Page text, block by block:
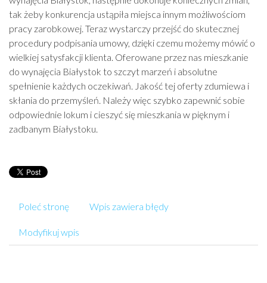
tak żeby konkurencja ustąpiła miejsca innym możliwościom
pracy zarobkowej. Teraz wystarczy przejść do skutecznej
procedury podpisania umowy, dzięki czemu możemy mówić o
wielkiej satysfakcji klienta. Oferowane przez nas mieszkanie
do wynajęcia Białystok to szczyt marzeń i absolutne
spełnienie każdych oczekiwań. Jakość tej oferty zdumiewa i
skłania do przemyśleń. Należy więc szybko zapewnić sobie
odpowiednie lokum i cieszyć się mieszkania w pięknym i
zadbanym Białystoku.
Poleć stronę Wpis zawiera błędy
Modyfikuj wpis